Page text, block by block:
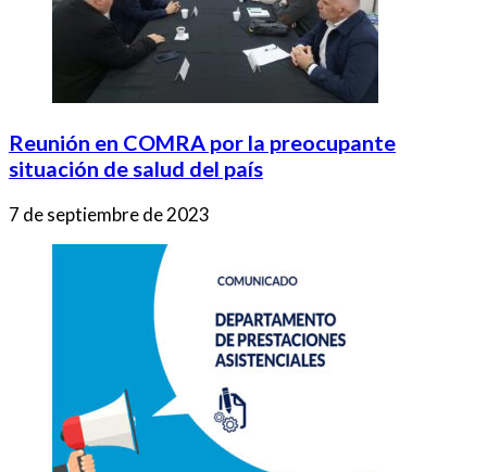
Reunión en COMRA por la preocupante
situación de salud del país
7 de septiembre de 2023